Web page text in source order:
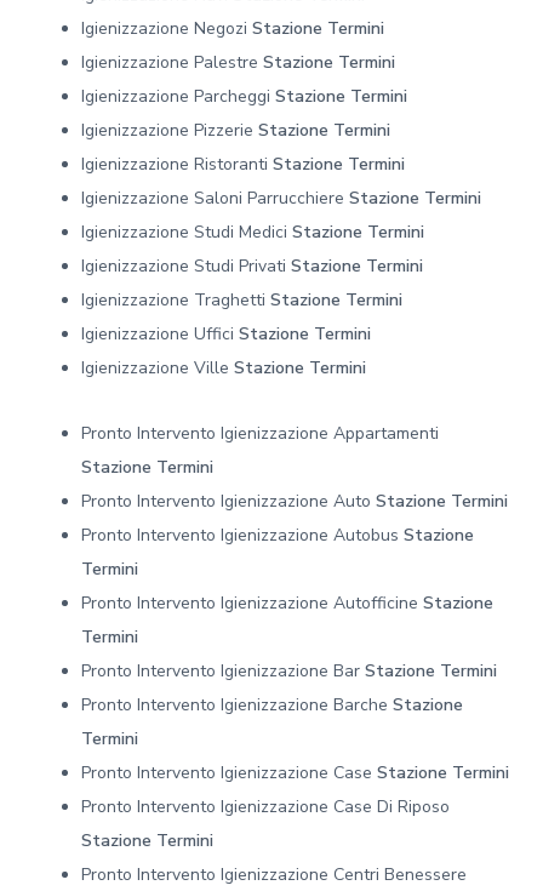
Igienizzazione Negozi Stazione Termini
Igienizzazione Palestre Stazione Termini
Igienizzazione Parcheggi Stazione Termini
Igienizzazione Pizzerie Stazione Termini
Igienizzazione Ristoranti Stazione Termini
Igienizzazione Saloni Parrucchiere Stazione Termini
Igienizzazione Studi Medici Stazione Termini
Igienizzazione Studi Privati Stazione Termini
Igienizzazione Traghetti Stazione Termini
Igienizzazione Uffici Stazione Termini
Igienizzazione Ville Stazione Termini
Pronto Intervento Igienizzazione Appartamenti
Stazione Termini
Pronto Intervento Igienizzazione Auto Stazione Termini
Pronto Intervento Igienizzazione Autobus Stazione
Termini
Pronto Intervento Igienizzazione Autofficine Stazione
Termini
Pronto Intervento Igienizzazione Bar Stazione Termini
Pronto Intervento Igienizzazione Barche Stazione
Termini
Pronto Intervento Igienizzazione Case Stazione Termini
Pronto Intervento Igienizzazione Case Di Riposo
Stazione Termini
Pronto Intervento Igienizzazione Centri Benessere